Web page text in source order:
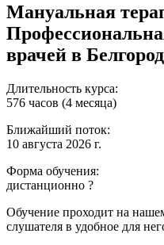
Мануальная
врачей в
Длительность курса:
576 часов (4 месяца)
Ближайший поток:
10 августа 2026 г.
Форма обучения:
дистанционно ?
Обучение проходит на
слушателя в удобное для